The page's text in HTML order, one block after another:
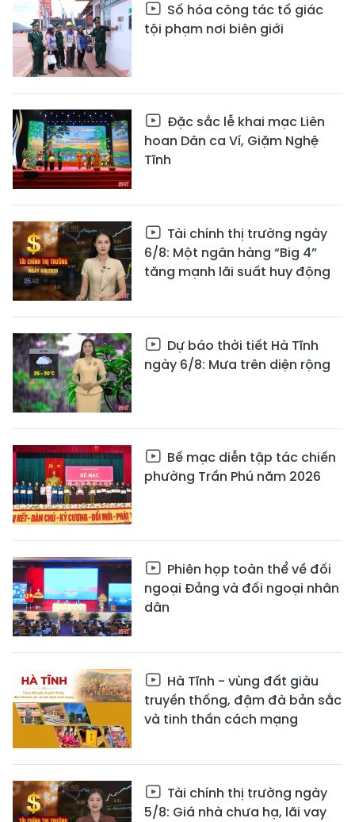
Số hóa công tác tố giác
tội phạm nơi biên giới
Đặc sắc lễ khai mạc Liên
hoan Dân ca Ví, Giặm Nghệ
Tĩnh
Tài chính thị trường ngày
6/8: Một ngân hàng “Big 4”
tăng mạnh lãi suất huy động
Dự báo thời tiết Hà Tĩnh
ngày 6/8: Mưa trên diện rộng
Bế mạc diễn tập tác chiến
phường Trần Phú năm 2026
Phiên họp toàn thể về đối
ngoại Đảng và đối ngoại nhân
dân
Hà Tĩnh - vùng đất giàu
truyền thống, đậm đà bản sắc
và tinh thần cách mạng
Tài chính thị trường ngày
5/8: Giá nhà chưa hạ, lãi vay